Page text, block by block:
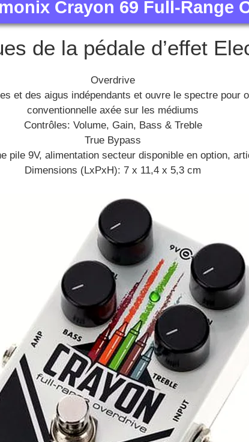
Crayon 69 Full-Range
de la pédale d’effet
Overdrive
et des aigus indépendants et ouvre le spectre pour
conventionnelle axée sur les médiums
Contrôles: Volume, Gain, Bass & Treble
True Bypass
pile 9V, alimentation secteur disponible en option,
Dimensions (LxPxH): 7 x 11,4 x 5,3 cm